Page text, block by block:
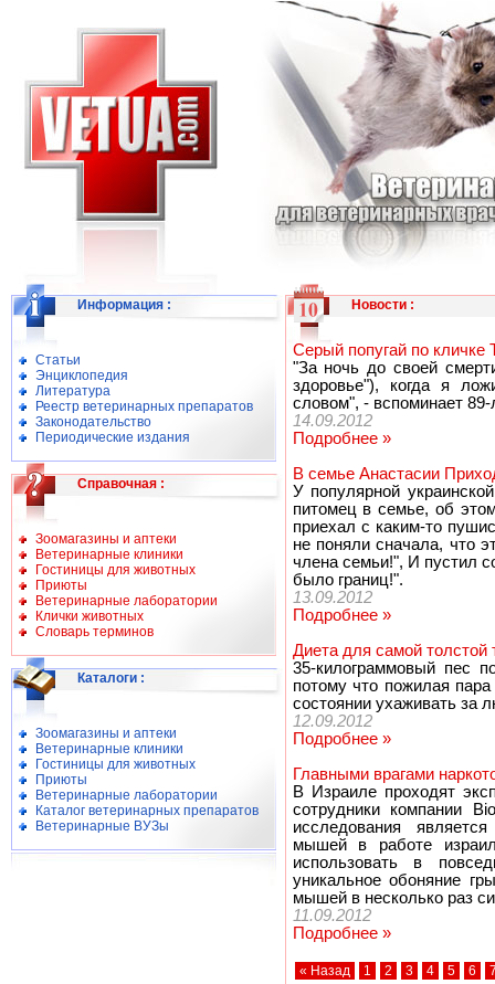
Информация :
Статьи
Энциклопедия
Литература
Реестр ветеринарных препаратов
Законодательство
Периодические издания
Справочная :
Зоомагазины и аптеки
Ветеринарные клиники
Гостиницы для животных
Приюты
Ветеринарные лаборатории
Клички животных
Словарь терминов
Каталоги :
Зоомагазины и аптеки
Ветеринарные клиники
Гостиницы для животных
Приюты
Ветеринарные лаборатории
Каталог ветеринарных препаратов
Ветеринарные ВУЗы
Новости:
Серый попугай по кличке
"За ночь до своей
здоровье"), когда я
словом", - вспоминает
14.09.2012
Подробнее »
В семье Анастасии
У популярной
питомец в семье, об
приехал с каким-то
не поняли сначала, что
члена семьи!", И пустил
было границ!".
13.09.2012
Подробнее »
Диета для самой толстой
35-килограммовый пес
потому что пожилая
состоянии ухаживать за
12.09.2012
Подробнее »
Главными врагами
В Израиле проходят
сотрудники компании
исследования
мышей в работе
использовать в
уникальное обоняние
мышей в несколько раз
11.09.2012
Подробнее »
« Назад 1 2 3 4 5 6